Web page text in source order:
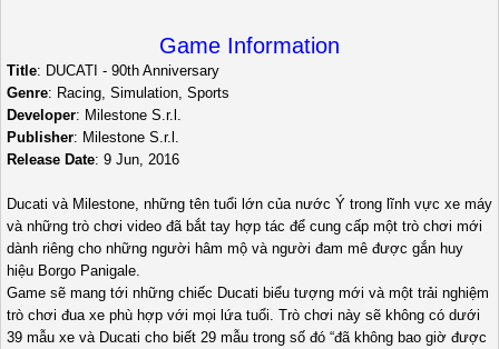
Game Information
Title: DUCATI - 90th Anniversary
Genre: Racing, Simulation, Sports
Developer: Milestone S.r.l.
Publisher: Milestone S.r.l.
Release Date: 9 Jun, 2016
Ducati và Milestone, những tên tuổi lớn của nước Ý trong lĩnh vực xe máy
và những trò chơi video đã bắt tay hợp tác để cung cấp một trò chơi mới
dành riêng cho những người hâm mộ và người đam mê được gắn huy
hiệu Borgo Panigale.
Game sẽ mang tới những chiếc Ducati biểu tượng mới và một trải nghiệm
trò chơi đua xe phù hợp với mọi lứa tuổi. Trò chơi này sẽ không có dưới
39 mẫu xe và Ducati cho biết 29 mẫu trong số đó “đã không bao giờ được